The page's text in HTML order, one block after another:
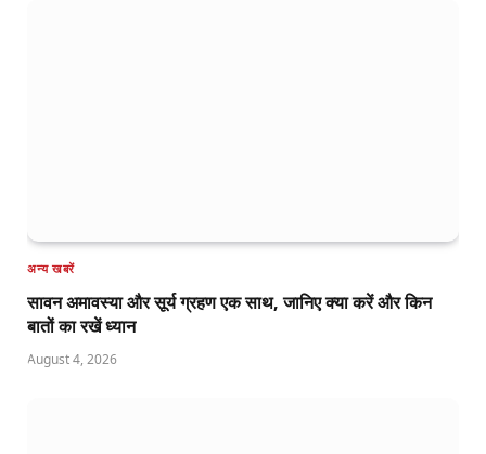
अन्य खबरें
सावन अमावस्या और सूर्य ग्रहण एक साथ, जानिए क्या करें और किन
बातों का रखें ध्यान
August 4, 2026